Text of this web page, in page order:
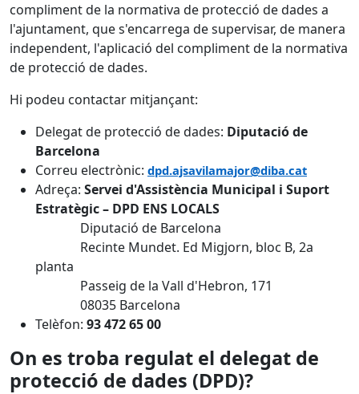
compliment de la normativa de protecció de dades a
l'ajuntament, que s'encarrega de supervisar, de manera
independent, l'aplicació del compliment de la normativa
de protecció de dades.
Hi podeu contactar mitjançant:
Delegat de protecció de dades: Diputació de
Barcelona
Correu electrònic: dpd.ajsavilamajor@diba.cat
Adreça: Servei d'Assistència Municipal i Suport
Estratègic – DPD ENS LOCALS
Diputació de Barcelona
Recinte Mundet. Ed Migjorn, bloc B, 2a
planta
Passeig de la Vall d'Hebron, 171
08035 Barcelona
Telèfon: 93 472 65 00
On es troba regulat el delegat de
protecció de dades (DPD)?